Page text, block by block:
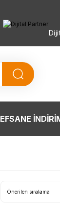
EFSANE